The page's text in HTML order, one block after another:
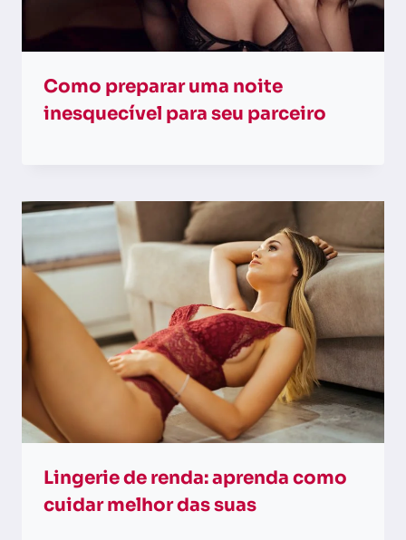
Como preparar uma noite
inesquecível para seu parceiro
Lingerie de renda: aprenda como
cuidar melhor das suas